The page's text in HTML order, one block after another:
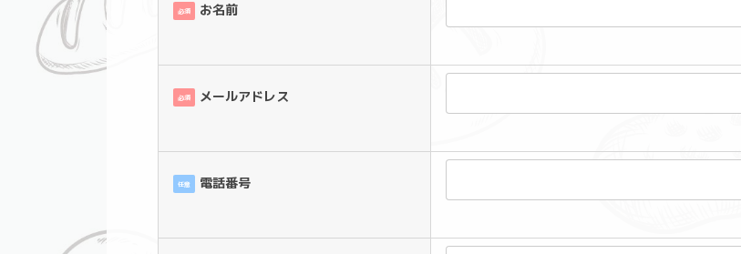
必須 お名前
必須 メールアドレス
任意 電話番号